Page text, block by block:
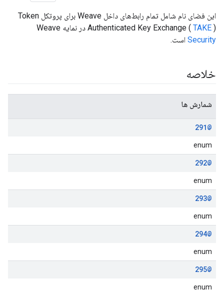
این فضای نام شامل تمام رابط‌های داخل Weave برای پروتکل Token
Authenticated Key Exchange ( TAKE ) در نمایه Weave
Security است.
خلاصه
شمارش ها
@291
enum
@292
enum
@293
enum
@294
enum
@295
enum